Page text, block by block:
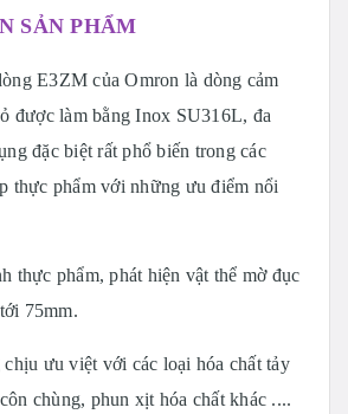
SẢN PHẨM
E3ZM của Omron là dòng cảm
được làm bằng Inox SU316L, đa
đặc biệt rất phổ biến trong các
thực phẩm với những ưu điểm nổi
thực phẩm, phát hiện vật thể mờ đục
75mm.
ưu việt với các loại hóa chất tảy
chùng, phun xịt hóa chất khác ....